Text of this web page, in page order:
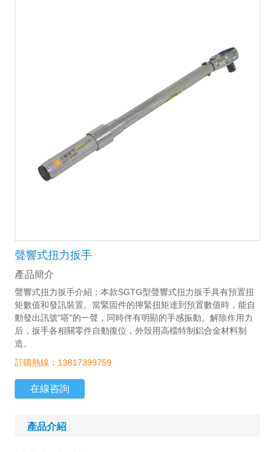
聲響式扭力扳手
產品簡介
聲響式扭力扳手介紹：本款SGTG型聲響式扭力扳手具有預置扭
矩數值和發訊裝置。當緊固件的擰緊扭矩達到預置數值時，能自
動發出訊號"嗒"的一聲，同時伴有明顯的手感振動。解除作用力
后，扳手各相關零件自動復位，外殼用高檔特制鋁合金材料制
造。
訂購熱線：13817399759
在線咨詢
產品介紹